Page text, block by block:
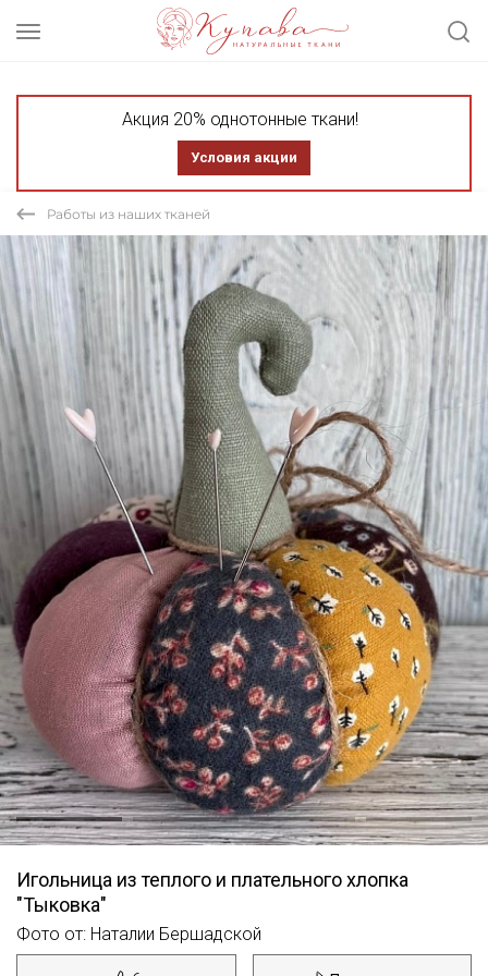
Акция 20% однотонные ткани!
Условия акции
Работы из наших тканей
Игольница из теплого и плательного хлопка
"Тыковка"
Фото от: Наталии Бершадской